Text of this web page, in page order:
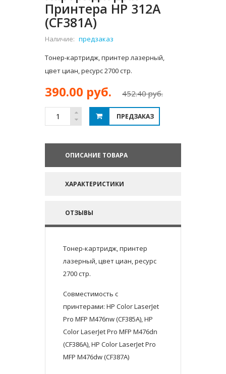
Принтера HP 312A
(CF381A)
Наличие: предзаказ
Тонер-картридж, принтер лазерный,
цвет циан, ресурс 2700 стр.
390.00 руб. 452.40 руб.
ПРЕДЗАКАЗ
ОПИСАНИЕ ТОВАРА
ХАРАКТЕРИСТИКИ
ОТЗЫВЫ
Тонер-картридж, принтер
лазерный, цвет циан, ресурс
2700 стр.
Совместимость с
принтерами: HP Color LaserJet
Pro MFP M476nw (CF385A), HP
Color LaserJet Pro MFP M476dn
(CF386A), HP Color LaserJet Pro
MFP M476dw (CF387A)